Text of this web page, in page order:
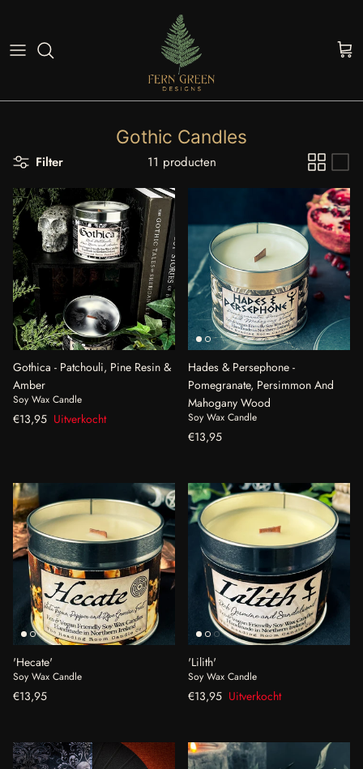
Gothic Candles
Filter 11 producten
Gothica - Patchouli, Pine Resin &
Amber
Soy Wax Candle
Reguliere prijs
€13,95 Uitverkocht
Hades & Persephone -
Pomegranate, Persimmon And
Mahogany Wood
Soy Wax Candle
Reguliere prijs
€13,95
'Hecate'
Soy Wax Candle
Reguliere prijs
€13,95
'Lilith'
Soy Wax Candle
Reguliere prijs
€13,95 Uitverkocht